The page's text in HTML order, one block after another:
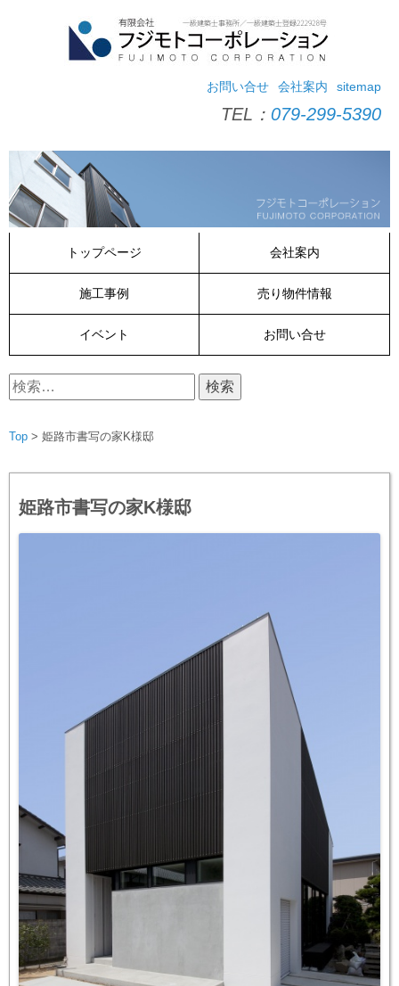
sitemap
会社案内
お問い合せ
TEL： 079-299-5390
トップページ 会社案内
施工事例 売り物件情報
イベント お問い合せ
検
索:
Top > 姫路市書写の家K様邸
姫路市書写の家K様邸